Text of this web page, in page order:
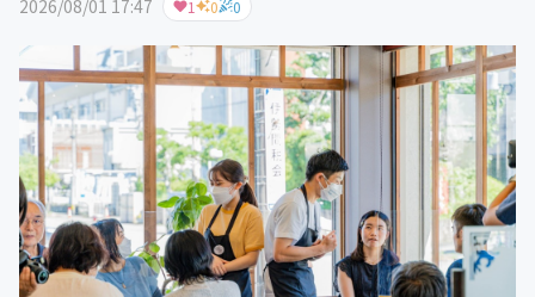
2026/08/01 17:47 1 0 0